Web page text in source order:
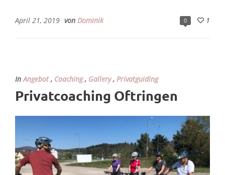
0 1
April 21, 2019 von Dominik
In Angebot, Coaching, Gallery, Privatguiding
Privatcoaching Oftringen